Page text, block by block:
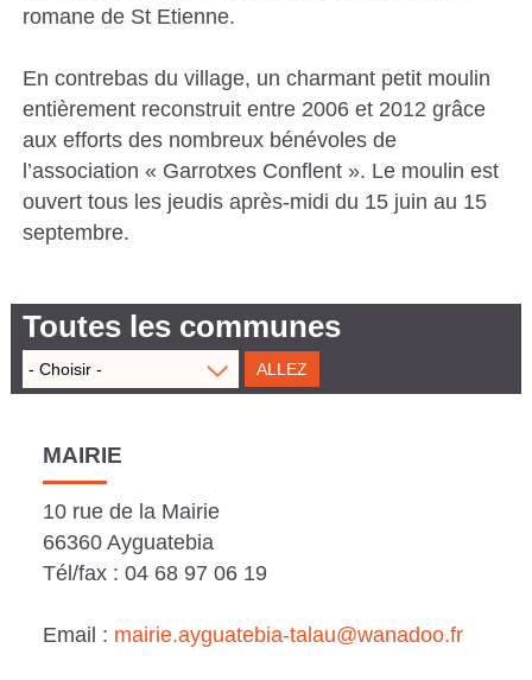
romane de St Etienne.
En contrebas du village, un charmant petit moulin
entièrement reconstruit entre 2006 et 2012 grâce
aux efforts des nombreux bénévoles de
l’association « Garrotxes Conflent ». Le moulin est
ouvert tous les jeudis après-midi du 15 juin au 15
septembre.
Toutes les communes
MAIRIE
10 rue de la Mairie
66360 Ayguatebia
Tél/fax : 04 68 97 06 19
Email : mairie.ayguatebia-talau@wanadoo.fr